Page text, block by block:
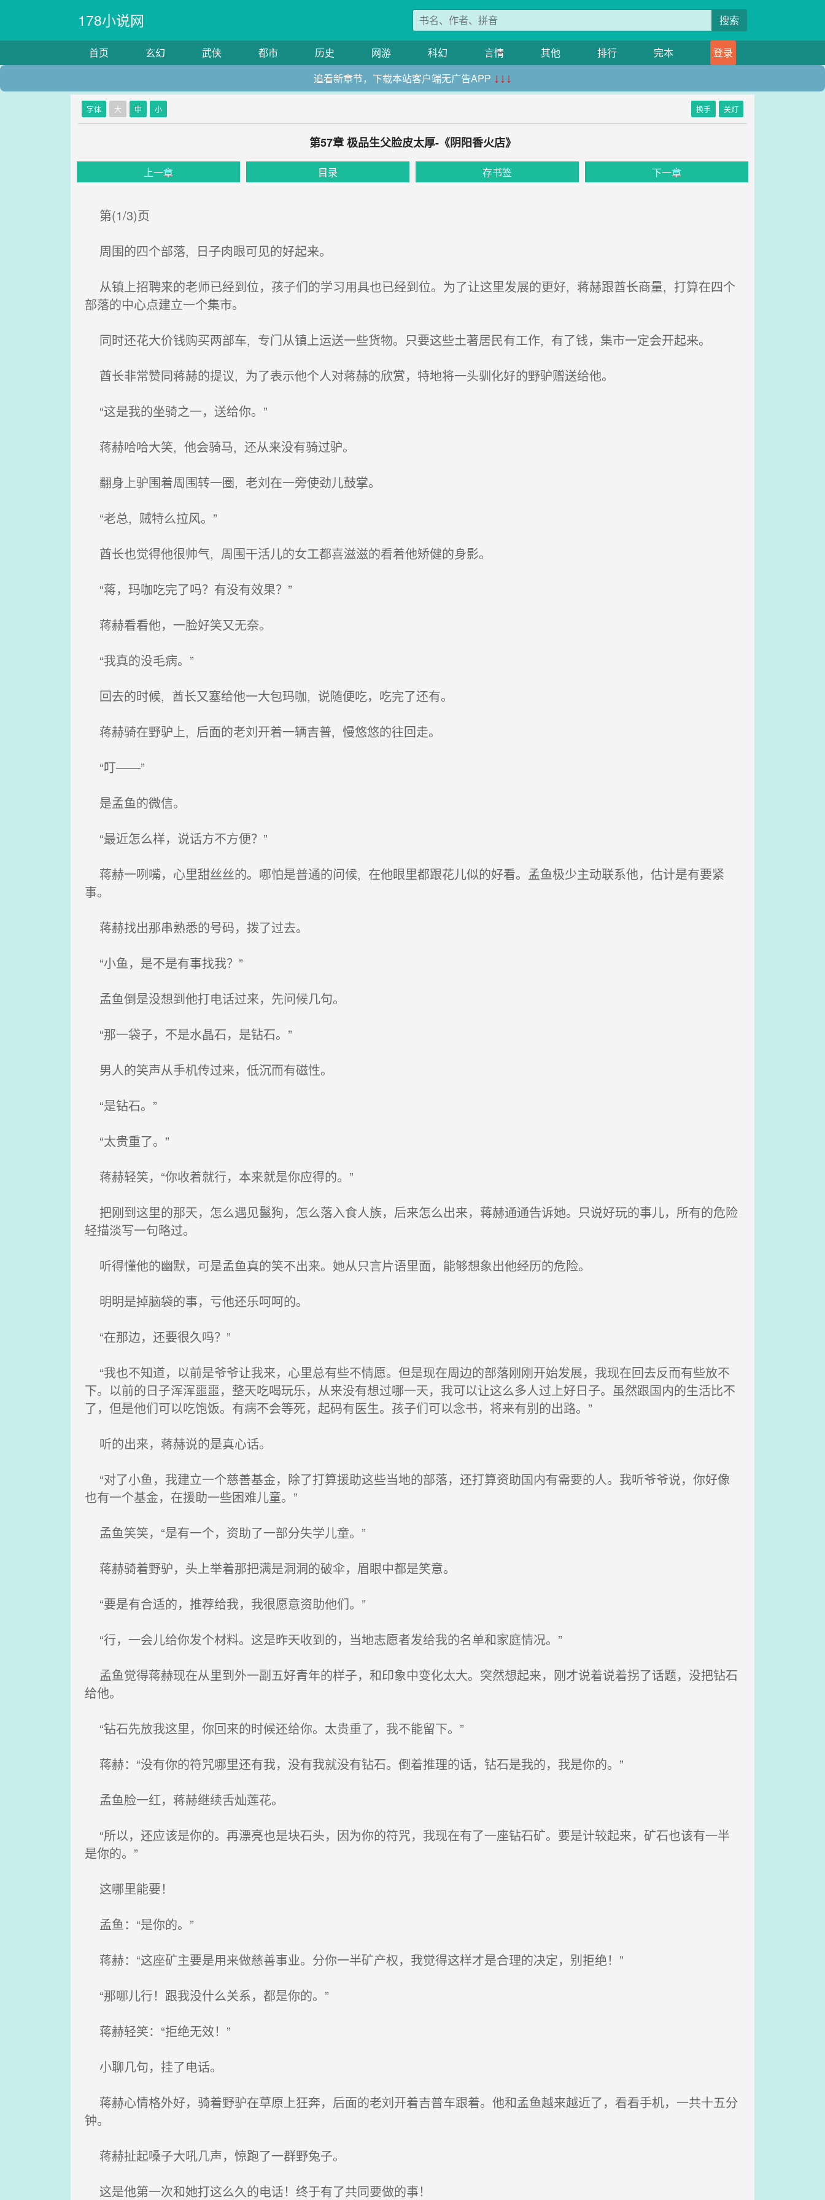
178小说网 搜索
首页 玄幻 武侠 都市 历史 网游 科幻 言情 其他 排行 完本
登录
追看新章节，下载本站客户端无广告APP ↓↓↓
字体 大 中 小 换手 关灯
第57章 极品生父脸皮太厚-《阴阳香火店》
上一章 目录 存书签 下一章
第(1/3)页
周围的四个部落, 日子肉眼可见的好起来。
从镇上招聘来的老师已经到位，孩子们的学习用具也已经到位。为了让这里发展的更好, 蒋赫跟酋长商量, 打算在四个
部落的中心点建立一个集市。
同时还花大价钱购买两部车, 专门从镇上运送一些货物。只要这些土著居民有工作, 有了钱，集市一定会开起来。
酋长非常赞同蒋赫的提议, 为了表示他个人对蒋赫的欣赏，特地将一头驯化好的野驴赠送给他。
“这是我的坐骑之一，送给你。”
蒋赫哈哈大笑, 他会骑马, 还从来没有骑过驴。
翻身上驴围着周围转一圈, 老刘在一旁使劲儿鼓掌。
“老总, 贼特么拉风。”
酋长也觉得他很帅气, 周围干活儿的女工都喜滋滋的看着他矫健的身影。
“蒋，玛咖吃完了吗？有没有效果？”
蒋赫看看他，一脸好笑又无奈。
“我真的没毛病。”
回去的时候, 酋长又塞给他一大包玛咖, 说随便吃，吃完了还有。
蒋赫骑在野驴上, 后面的老刘开着一辆吉普, 慢悠悠的往回走。
“叮——”
是孟鱼的微信。
“最近怎么样，说话方不方便？”
蒋赫一咧嘴，心里甜丝丝的。哪怕是普通的问候, 在他眼里都跟花儿似的好看。孟鱼极少主动联系他，估计是有要紧
事。
蒋赫找出那串熟悉的号码，拨了过去。
“小鱼，是不是有事找我？”
孟鱼倒是没想到他打电话过来，先问候几句。
“那一袋子，不是水晶石，是钻石。”
男人的笑声从手机传过来，低沉而有磁性。
“是钻石。”
“太贵重了。”
蒋赫轻笑，“你收着就行，本来就是你应得的。”
把刚到这里的那天，怎么遇见鬣狗，怎么落入食人族，后来怎么出来，蒋赫通通告诉她。只说好玩的事儿，所有的危险
轻描淡写一句略过。
听得懂他的幽默，可是孟鱼真的笑不出来。她从只言片语里面，能够想象出他经历的危险。
明明是掉脑袋的事，亏他还乐呵呵的。
“在那边，还要很久吗？”
“我也不知道，以前是爷爷让我来，心里总有些不情愿。但是现在周边的部落刚刚开始发展，我现在回去反而有些放不
下。以前的日子浑浑噩噩，整天吃喝玩乐，从来没有想过哪一天，我可以让这么多人过上好日子。虽然跟国内的生活比不
了，但是他们可以吃饱饭。有病不会等死，起码有医生。孩子们可以念书，将来有别的出路。”
听的出来，蒋赫说的是真心话。
“对了小鱼，我建立一个慈善基金，除了打算援助这些当地的部落，还打算资助国内有需要的人。我听爷爷说，你好像
也有一个基金，在援助一些困难儿童。”
孟鱼笑笑，“是有一个，资助了一部分失学儿童。”
蒋赫骑着野驴，头上举着那把满是洞洞的破伞，眉眼中都是笑意。
“要是有合适的，推荐给我，我很愿意资助他们。”
“行，一会儿给你发个材料。这是昨天收到的，当地志愿者发给我的名单和家庭情况。”
孟鱼觉得蒋赫现在从里到外一副五好青年的样子，和印象中变化太大。突然想起来，刚才说着说着拐了话题，没把钻石
给他。
“钻石先放我这里，你回来的时候还给你。太贵重了，我不能留下。”
蒋赫：“没有你的符咒哪里还有我，没有我就没有钻石。倒着推理的话，钻石是我的，我是你的。”
孟鱼脸一红，蒋赫继续舌灿莲花。
“所以，还应该是你的。再漂亮也是块石头，因为你的符咒，我现在有了一座钻石矿。要是计较起来，矿石也该有一半
是你的。”
这哪里能要！
孟鱼：“是你的。”
蒋赫：“这座矿主要是用来做慈善事业。分你一半矿产权，我觉得这样才是合理的决定，别拒绝！”
“那哪儿行！跟我没什么关系，都是你的。”
蒋赫轻笑：“拒绝无效！”
小聊几句，挂了电话。
蒋赫心情格外好，骑着野驴在草原上狂奔，后面的老刘开着吉普车跟着。他和孟鱼越来越近了，看看手机，一共十五分
钟。
蒋赫扯起嗓子大吼几声，惊跑了一群野兔子。
这是他第一次和她打这么久的电话！终于有了共同要做的事！